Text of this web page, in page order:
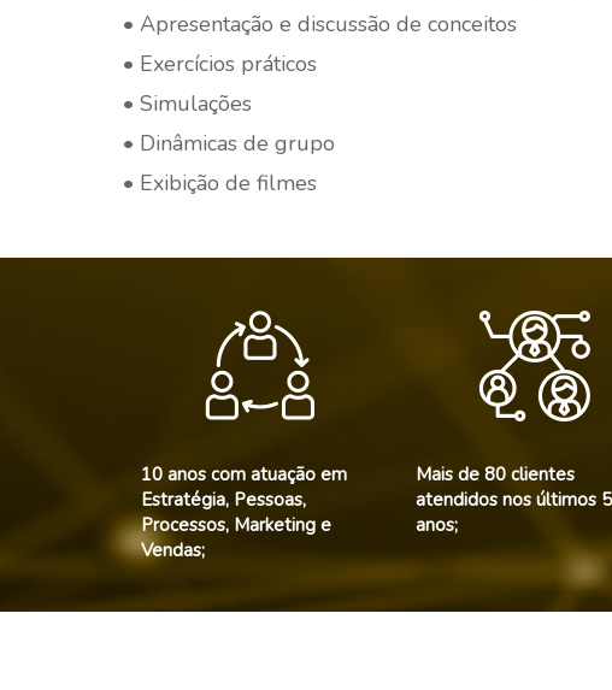
• Apresentação e discussão de conceitos
• Exercícios práticos
• Simulações
• Dinâmicas de grupo
• Exibição de filmes
10 anos com atuação em
Estratégia, Pessoas,
Processos, Marketing e
Vendas;
Mais de 80 clientes
atendidos nos últimos 5
anos;